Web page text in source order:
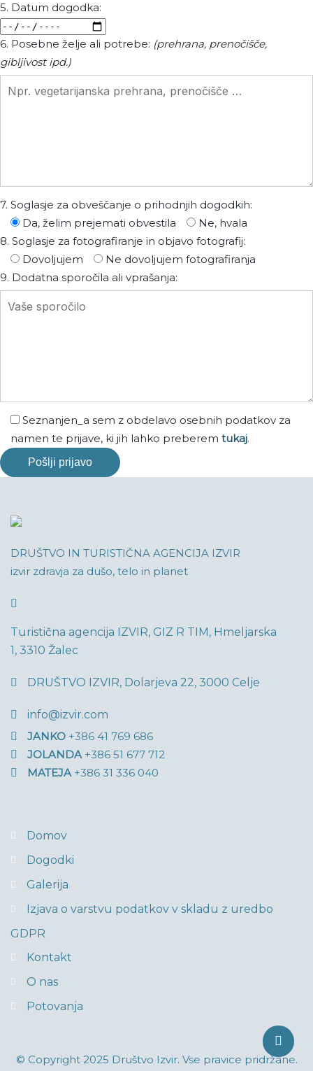
5. Datum dogodka:
6. Posebne želje ali potrebe: (prehrana, prenočišče,
gibljivost ipd.)
7. Soglasje za obveščanje o prihodnjih dogodkih:
Da, želim prejemati obvestila
Ne, hvala
8. Soglasje za fotografiranje in objavo fotografij:
Dovoljujem
Ne dovoljujem fotografiranja
9. Dodatna sporočila ali vprašanja:
Seznanjen_a sem z obdelavo osebnih podatkov za
namen te prijave, ki jih lahko preberem tukaj.
DRUŠTVO IN TURISTIČNA AGENCIJA IZVIR
izvir zdravja za dušo, telo in planet
Turistična agencija IZVIR, GIZ R TIM, Hmeljarska
1, 3310 Žalec
DRUŠTVO IZVIR, Dolarjeva 22, 3000 Celje
info@izvir.com
JANKO +386 41 769 686
JOLANDA+386 51 677 712
MATEJA+386 31 336 040
Domov
Dogodki
Galerija
Izjava o varstvu podatkov v skladu z uredbo
GDPR
Kontakt
O nas
Potovanja
© Copyright 2025 Društvo Izvir. Vse pravice pridržane.